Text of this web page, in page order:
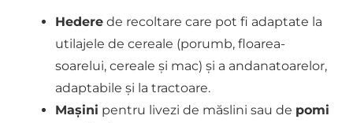
Hederede recoltare care pot fi adaptate la
utilajele de cereale (porumb, floarea-
soarelui, cereale și mac) și a andanatoarelor,
adaptabile și la tractoare.
Mașini pentru livezi de măslini sau de pomi